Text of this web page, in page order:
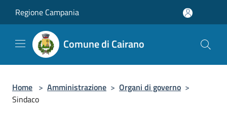
Regione Campania
Comune di Cairano
Home > Amministrazione > Organi di governo >
Sindaco